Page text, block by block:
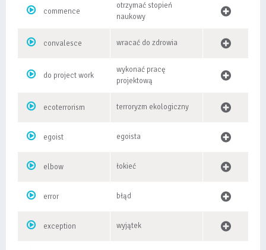
commence
otrzymać stopień
naukowy
convalesce wracać do zdrowia
do project work
wykonać pracę
projektową
ecoterrorism terroryzm ekologiczny
egoist egoista
elbow łokieć
error błąd
exception wyjątek